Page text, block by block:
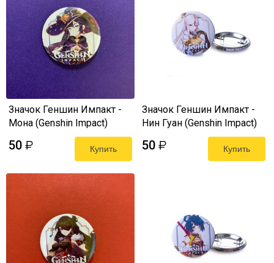
Значок Геншин Импакт -
Мона (Genshin Impact)
50 ₽ Купить
Значок Геншин Импакт -
Нин Гуан (Genshin Impact)
50 ₽ Купить